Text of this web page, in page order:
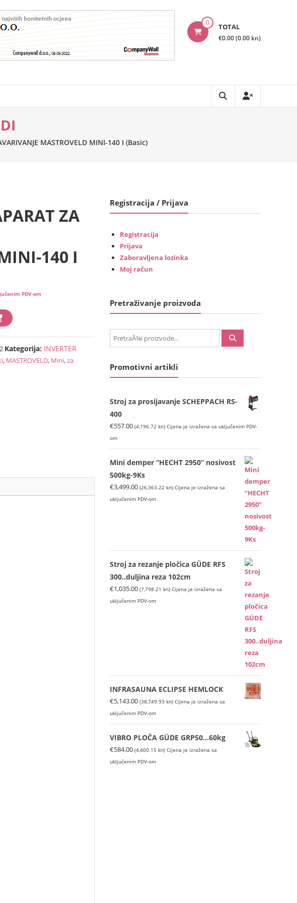
0 TOTAL
€0.00 (0.00 kn)
MASTROVELD MINI-140 I (Basic)
ZA
140 I
PDV-om
Kategorija: INVERTER
, MASTROVELD, Mini,za
Registracija / Prijava
Registracija
Prijava
Zaboravljena lozinka
Moj račun
Pretraživanje proizvoda
PretraÅ¾i:
Promotivni artikli
Stroj za prosijavanje SCHEPPACH RS-
400
€557.00 (4,196.72 kn) Cijena je izražena sa uključenim PDV-
om
Mini demper “HECHT 2950” nosivost
500kg-9Ks
€3,499.00 (26,363.22 kn) Cijena je izražena sa
uključenim PDV-om
Stroj za rezanje pločica GÜDE RFS
300..duljina reza 102cm
€1,035.00 (7,798.21 kn) Cijena je izražena sa
uključenim PDV-om
INFRASAUNA ECLIPSE HEMLOCK
€5,143.00 (38,749.93 kn) Cijena je izražena sa
uključenim PDV-om
VIBRO PLOČA GÜDE GRP50...60kg
€584.00 (4,400.15 kn) Cijena je izražena sa
uključenim PDV-om